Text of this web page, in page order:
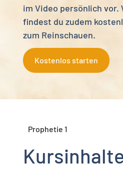
im Video persönlich vor.
findest du zudem
zum Reinschauen.
Kostenlos starten
Prophetie 1